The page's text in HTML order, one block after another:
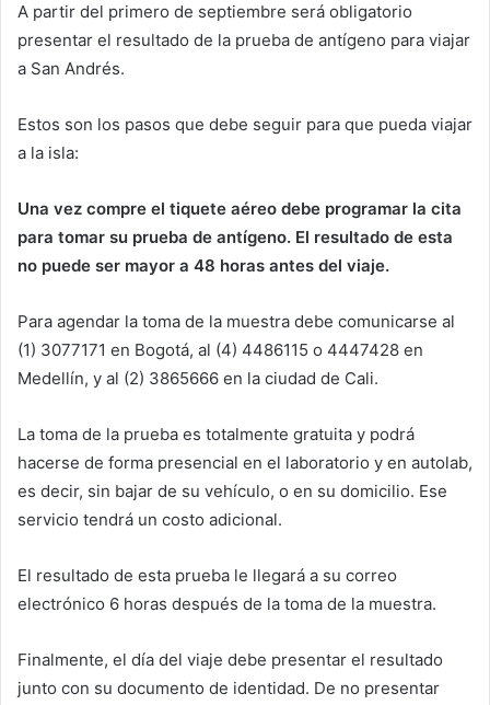
A partir del primero de septiembre será obligatorio
presentar el resultado de la prueba de antígeno para viajar
a San Andrés.
Estos son los pasos que debe seguir para que pueda viajar
a la isla:
Una vez compre el tiquete aéreo debe programar la cita
para tomar su prueba de antígeno. El resultado de esta
no puede ser mayor a 48 horas antes del viaje.
Para agendar la toma de la muestra debe comunicarse al
(1) 3077171 en Bogotá, al (4) 4486115 o 4447428 en
Medellín, y al (2) 3865666 en la ciudad de Cali.
La toma de la prueba es totalmente gratuita y podrá
hacerse de forma presencial en el laboratorio y en autolab,
es decir, sin bajar de su vehículo, o en su domicilio. Ese
servicio tendrá un costo adicional.
El resultado de esta prueba le llegará a su correo
electrónico 6 horas después de la toma de la muestra.
Finalmente, el día del viaje debe presentar el resultado
junto con su documento de identidad. De no presentar